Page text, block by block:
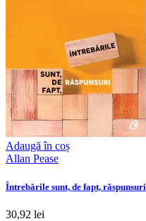
Adaugă în coș
Allan Pease
Întrebările sunt, de fapt, răspunsuri
30,92 lei